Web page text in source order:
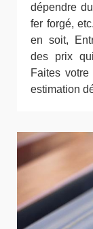
dépendre
fer forgé,
en soit,
des prix
Faites
estimation